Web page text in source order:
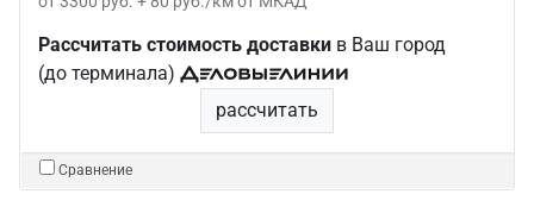
Рассчитать стоимость доставки в Ваш город
(до терминала)
рассчитать
Сравнение